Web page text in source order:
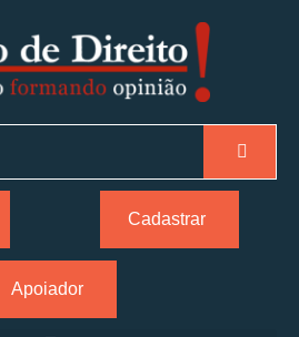
Cadastrar
Apoiador